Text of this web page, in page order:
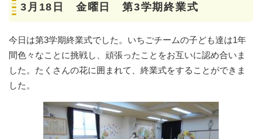
3月18日 金曜日 第3学期終業式
今日は第3学期終業式でした。いちごチームの子ども達は1年
間色々なことに挑戦し、頑張ったことをお互いに認め合いま
した。たくさんの花に囲まれて、終業式をすることができま
した。